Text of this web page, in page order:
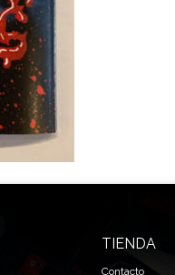
TIENDA
Contacto